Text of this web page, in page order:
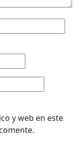
y web en este